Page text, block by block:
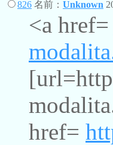
826 名前： Unknown
<a href=
href=